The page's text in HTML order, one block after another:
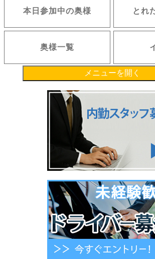
本日参加中の奥様 とれ
奥様一覧
メニューを開く